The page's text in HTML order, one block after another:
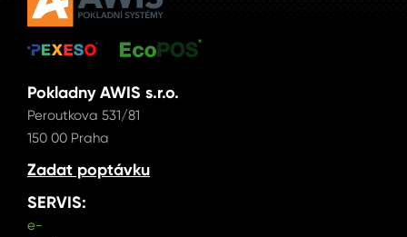
Pokladny AWIS s.r.o.
Peroutkova 531/81
150 00 Praha
Zadat poptávku
SERVIS:
e-